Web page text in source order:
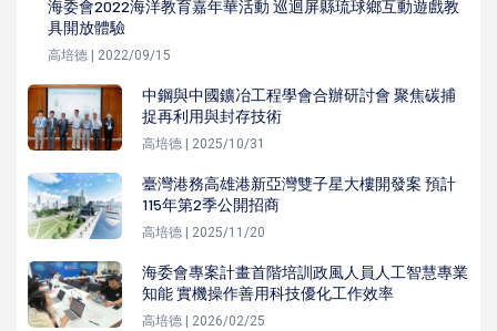
海委會2022海洋教育嘉年華活動 巡迴屏縣琉球鄉互動遊戲教
具開放體驗
高培德 | 2022/09/15
中鋼與中國鑛冶工程學會合辦研討會 聚焦碳捕
捉再利用與封存技術
高培德 | 2025/10/31
臺灣港務高雄港新亞灣雙子星大樓開發案 預計
115年第2季公開招商
高培德 | 2025/11/20
海委會專案計畫首階培訓政風人員人工智慧專業
知能 實機操作善用科技優化工作效率
高培德 | 2026/02/25